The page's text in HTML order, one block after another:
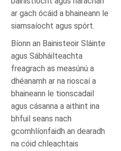
ar gach ócáid a bhaineann le
siamsaíocht agus spórt.
Bíonn an Bainisteoir Sláinte
agus Sábháilteachta
freagrach as measúnú a
dhéanamh ar na rioscaí a
bhaineann le tionscadail
agus cásanna a aithint ina
bhfuil seans nach
gcomhlíonfaidh an dearadh
na cóid chleachtais